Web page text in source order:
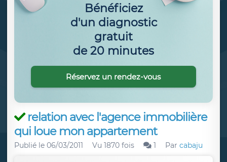
relation avec l'agence immobilière
qui loue mon appartement
Publié le 06/03/2011 Vu 1870 fois 1 Par cabaju
Bénéficiez
d'un diagnostic
gratuit
de 20 minutes
Réservez un rendez-vous